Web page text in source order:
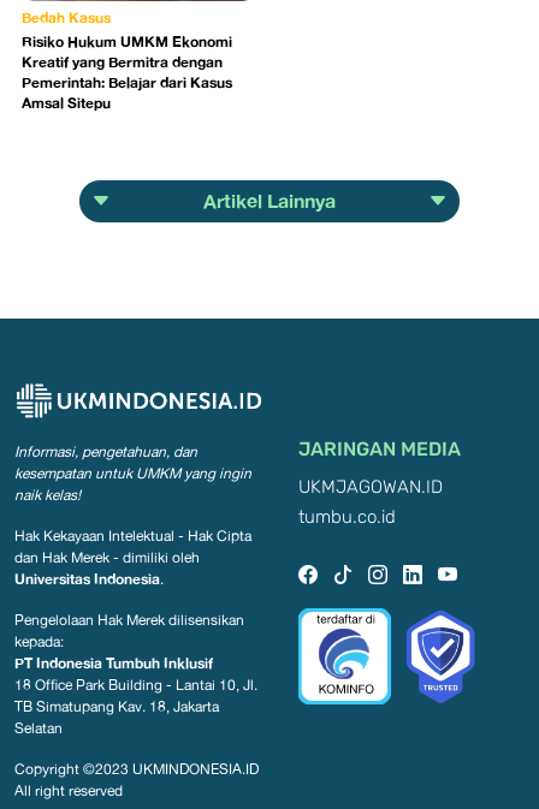
Bedah Kasus
Risiko Hukum UMKM Ekonomi
Kreatif yang Bermitra dengan
Pemerintah: Belajar dari Kasus
Amsal Sitepu
Artikel Lainnya
Informasi, pengetahuan, dan
kesempatan untuk UMKM yang ingin
naik kelas!
Hak Kekayaan Intelektual - Hak Cipta
dan Hak Merek - dimiliki oleh
Universitas Indonesia.
Pengelolaan Hak Merek dilisensikan
kepada:
PT Indonesia Tumbuh Inklusif
18 Office Park Building - Lantai 10, Jl.
TB Simatupang Kav. 18, Jakarta
Selatan
Copyright ©2023 UKMINDONESIA.ID
All right reserved
JARINGAN MEDIA
UKMJAGOWAN.ID
tumbu.co.id